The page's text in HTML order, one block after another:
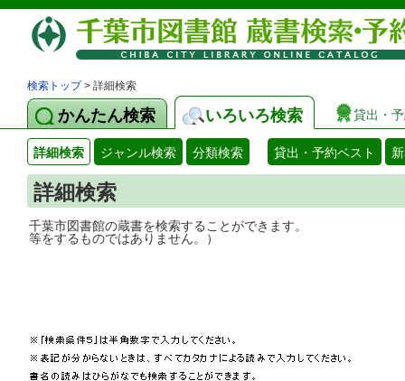
検索トップ> 詳細検索
かんたん検索 いろいろ検索 貸出・
詳細検索 ジャンル検索 分類検索 貸出・予約ベスト
詳細検索
千葉市図書館の蔵書を検索することがで
等をするものではありません。）